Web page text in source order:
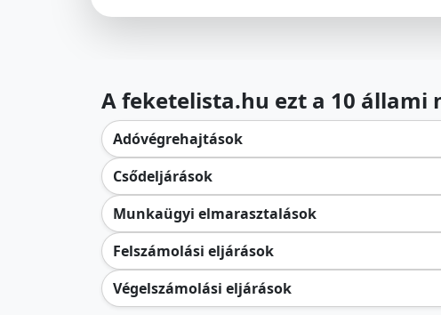
A feketelista.hu ezt a 10
Adóvégrehajtások
Csődeljárások
Munkaügyi elmarasztalások
Felszámolási eljárások
Végelszámolási eljárások